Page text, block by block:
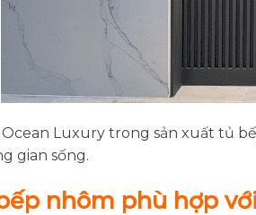
Luxury trong sản xuất tủ
gian sống.
nhôm phù hợp